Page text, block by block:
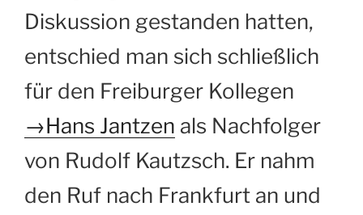
Diskussion gestanden hatten,
entschied man sich schließlich
für den Freiburger Kollegen
→Hans Jantzen als Nachfolger
von Rudolf Kautzsch. Er nahm
den Ruf nach Frankfurt an und